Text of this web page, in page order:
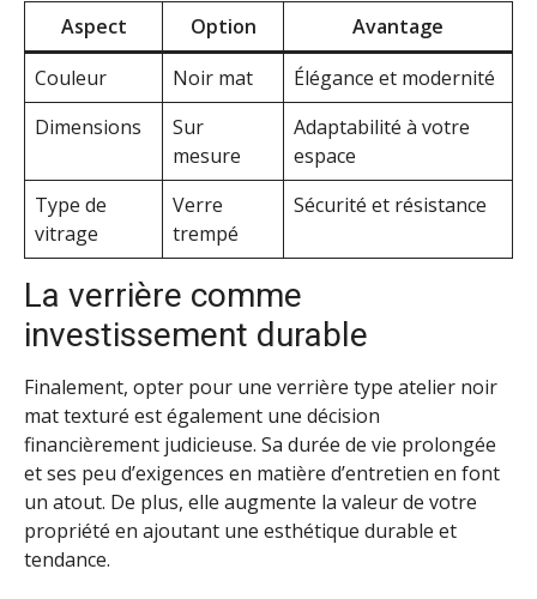
Aspect Option
Avantage
Couleur
Noir mat
Élégance et modernité
Dimensions
Sur
mesure
Adaptabilité à votre
espace
Type de
vitrage
Verre
trempé
Sécurité et résistance
La verrière comme
investissement durable
Finalement, opter pour une verrière type atelier noir
mat texturé est également une décision
financièrement judicieuse. Sa durée de vie prolongée
et ses peu d’exigences en matière d’entretien en font
un atout. De plus, elle augmente la valeur de votre
propriété en ajoutant une esthétique durable et
tendance.